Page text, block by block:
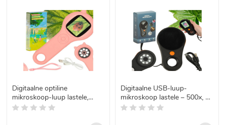
Digitaalne optiline
mikroskoop-luup lastele,
roosa, 500x, 2 MP
Digitaalne USB-luup-
mikroskoop lastele – 500x, 2
MP